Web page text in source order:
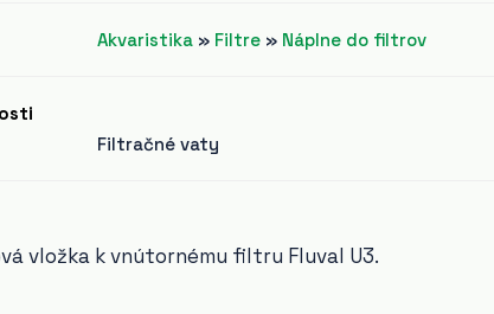
Akvaristika» Filtre» Náplne do filtrov
Filtračné vaty
vložka k vnútornému filtru Fluval U3.